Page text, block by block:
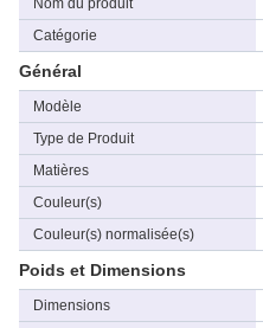
Nom du produit
Catégorie
Général
Modèle
Type de Produit
Matières
Couleur(s)
Couleur(s) normalisée(s)
Poids et Dimensions
Dimensions